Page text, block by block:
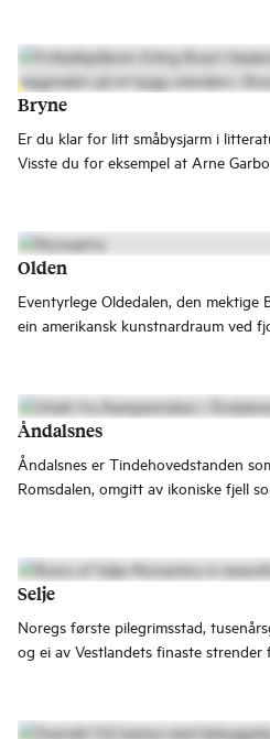
Bryne
Er du klar for litt småbysjarm i
Visste du for eksempel at Arne
Olden
Eventyrlege Oldedalen, den mektige
ein amerikansk kunstnardraum ved
Åndalsnes
Åndalsnes er Tindehovedstanden
Romsdalen, omgitt av ikoniske fjell
eventyrene venter på deg mellom
Selje
Noregs første pilegrimsstad,
og ei av Vestlandets finaste strender